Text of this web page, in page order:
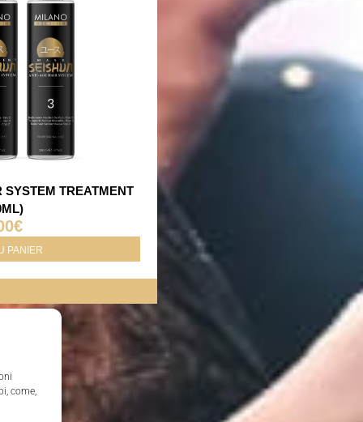
come,
SYSTEM TREATMENT
€
PANIER